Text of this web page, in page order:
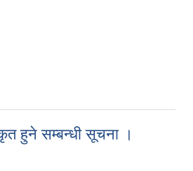
हुने सम्बन्धी सूचना ।